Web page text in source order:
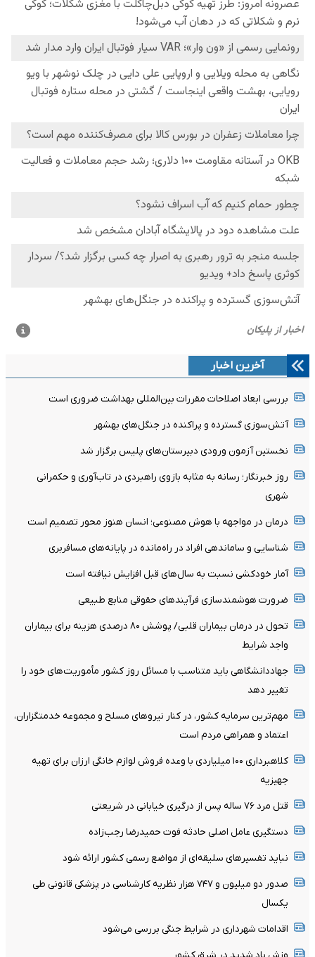
آخرین اخبار
بررسی ابعاد اصلاحات مقررات بین‌المللی بهداشت ضروری است
آتش‌سوزی گسترده و پراکنده در جنگل‌های بهشهر
نخستین آزمون ورودی دبیرستان‌های پلیس برگزار شد
روز خبرنگار؛ رسانه به مثابه بازوی راهبردی در تاب‌آوری و حکمرانی
شهری
درمان در مواجهه با هوش مصنوعی؛ انسان هنوز محور تصمیم است
شناسایی و ساماندهی افراد در راه‌مانده در پایانه‌های مسافربری
آمار خودکشی نسبت به سال‌های قبل افزایش نیافته است
ضرورت هوشمندسازی فرآیندهای حقوقی منابع طبیعی
تحول در درمان بیماران قلبی/ پوشش ۸۰ درصدی هزینه برای بیماران
واجد شرایط
جهاددانشگاهی باید متناسب با مسائل روز کشور مأموریت‌های خود را
تغییر دهد
مهم‌ترین سرمایه کشور، در کنار نیروهای مسلح و مجموعه خدمتگزاران،
اعتماد و همراهی مردم است
کلاهبرداری ۱۰۰ میلیاردی با وعده فروش لوازم خانگی ارزان برای تهیه
جهیزیه
قتل مرد ۷۶ ساله پس از درگیری خیابانی در شریعتی
دستگیری عامل اصلی حادثه فوت حمیدرضا رجب‌زاده
نباید تفسیرهای سلیقه‌ای از مواضع رسمی کشور ارائه شود
صدور دو میلیون و ۷۴۷ هزار نظریه کارشناسی در پزشکی قانونی طی
یکسال
اقدامات شهرداری در شرایط جنگی بررسی می‌شود